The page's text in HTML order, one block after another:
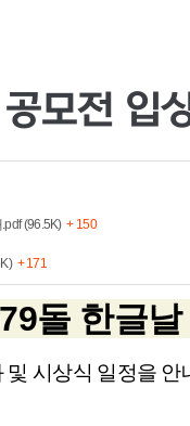
모전 입
(96.5K)+ 150
+ 171
돌 한글
시상식 일정을